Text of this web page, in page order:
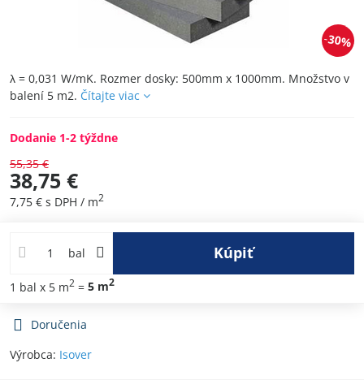
30%
λ = 0,031 W/mK. Rozmer dosky: 500mm x 1000mm. Množstvo v
balení 5 m2. Čítajte viac
Dodanie 1-2 týždne
55,35 €
38,75 €
7,75 € s DPH / m2
bal Kúpiť
1 bal x 5 m2 = 5 m2
Doručenia
Výrobca: Isover